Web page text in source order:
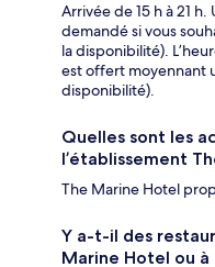
Arrivée de 15 h à 21
demandé si vous
la disponibilité).
est offert moyennant
disponibilité).
Quelles sont les
l’établissement
The Marine Hotel
Y a-t-il des
Marine Hotel ou à